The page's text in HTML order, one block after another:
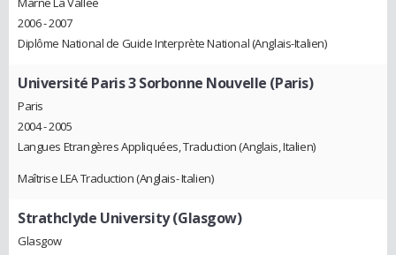
2006 - 2007
Diplôme National de Guide Interprète National (Anglais-Italien)
Université Paris 3 Sorbonne Nouvelle (Paris)
Paris
2004 - 2005
Langues Etrangères Appliquées, Traduction (Anglais, Italien)
Maîtrise LEA Traduction (Anglais- Italien)
Strathclyde University (Glasgow)
Glasgow